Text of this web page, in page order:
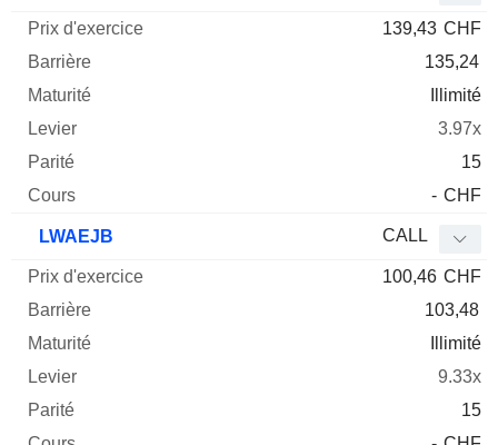
139,43 CHF
135,24
Illimité
3.97x
15
- CHF
LWAEJB CALL
100,46 CHF
103,48
Illimité
9.33x
15